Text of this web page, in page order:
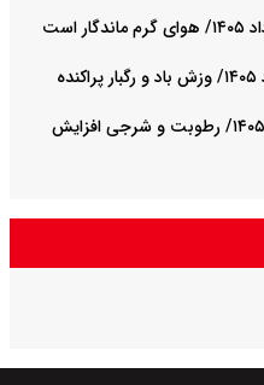
پیش بینی هوای بوشهر فردا ۱۶ مرداد ۱۴۰۵/ رطوبت و شرجی افزایش